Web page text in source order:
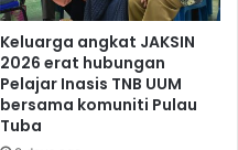
Keluarga angkat JAKSIN
2026 erat hubungan
Pelajar Inasis TNB UUM
bersama komuniti Pulau
Tuba